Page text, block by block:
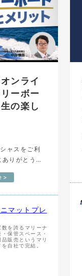
ンライ
ーボー
の楽し
ャスをご利
オンライ
>
マットプレ
を誇るマリーナ
保管スペース・
販売というマリ
自社で完結。